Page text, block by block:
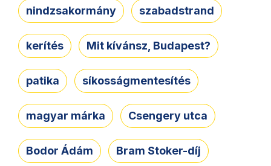
nindzsakormány szabadstrand
kerítés Mit kívánsz, Budapest?
patika síkosságmentesítés
magyar márka Csengery utca
Bodor Ádám Bram Stoker-díj